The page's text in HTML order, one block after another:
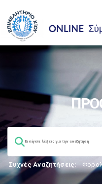
Συχνές Αναζητήσεις: